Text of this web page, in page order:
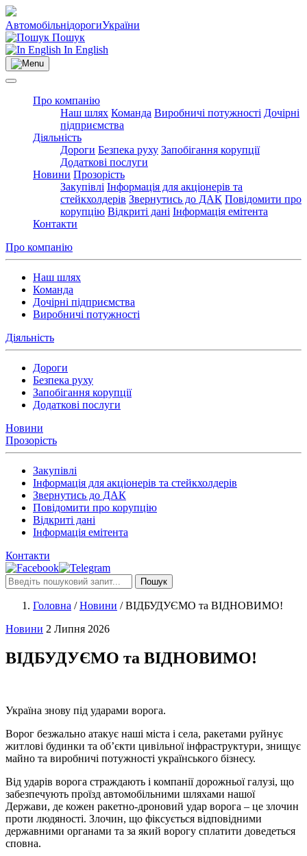
АвтомобільнідорогиУкраїни
Пошук
In English
Про компанію
Наш шлях Команда Виробничі потужності Дочірні
підприємства
Діяльність
Дороги Безпека руху Запобігання корупції
Додаткові послуги
Новини Прозорість
Закупівлі Інформація для акціонерів та
стейкхолдерів Звернутись до ДАК Повідомити про
корупцію Відкриті дані Інформація емітента
Контакти
Про компанію
Наш шлях
Команда
Дочірні підприємства
Виробничі потужності
Діяльність
Дороги
Безпека руху
Запобігання корупції
Додаткові послуги
Новини
Прозорість
Закупівлі
Інформація для акціонерів та стейкхолдерів
Звернутись до ДАК
Повідомити про корупцію
Відкриті дані
Інформація емітента
Контакти
Пошук
Головна /Новини /ВІДБУДУЄМО та ВІДНОВИМО!
Новини 2 Липня 2026
ВІДБУДУЄМО та ВІДНОВИМО!
Україна знову під ударами ворога.
Ворог безжально атакує наші міста і села, ракетами руйнує
житлові будинки та об’єкти цивільної інфраструктури, знищує
майно та виробничі потужності українського бізнесу.
Від ударів ворога страждають і компанії дорожньої галузі, що
забезпечують проїзд автомобільними шляхами нашої
Держави, де кожен ракетно-дроновий удар ворога – це злочин
проти людяності. Злочин, що фіксується відповідними
державними органами та за який ворогу сплатити доведеться
сповна.